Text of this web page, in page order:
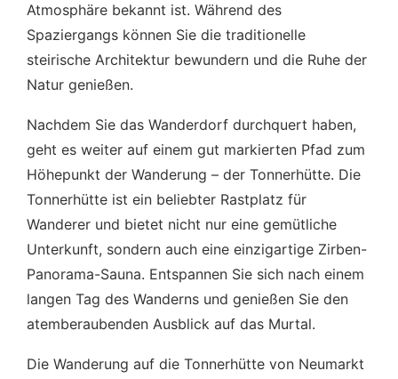
Atmosphäre bekannt ist. Während des
Spaziergangs können Sie die traditionelle
steirische Architektur bewundern und die Ruhe der
Natur genießen.
Nachdem Sie das Wanderdorf durchquert haben,
geht es weiter auf einem gut markierten Pfad zum
Höhepunkt der Wanderung – der Tonnerhütte. Die
Tonnerhütte ist ein beliebter Rastplatz für
Wanderer und bietet nicht nur eine gemütliche
Unterkunft, sondern auch eine einzigartige Zirben-
Panorama-Sauna. Entspannen Sie sich nach einem
langen Tag des Wanderns und genießen Sie den
atemberaubenden Ausblick auf das Murtal.
Die Wanderung auf die Tonnerhütte von Neumarkt